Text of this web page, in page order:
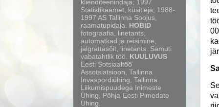
klienditeenindaja; 1997
Statistikaamet, küsitleja; 1988-
1997 AS Tallinna Soojus,
raamatupidaja. HOBID
fotograafia, linetants,
automatkad ja reisimine,
jalgrattasõit, linetants. Samuti
vabatahtlik töö. KUULUVUS
Eesti Sotsiaaltöö
Assotsiatsioon, Tallinna
Invaspordiühing, Tallinna
Liikumispuudega Inimeste
Ühing, Põhja-Eesti Pimedate
Ühing.